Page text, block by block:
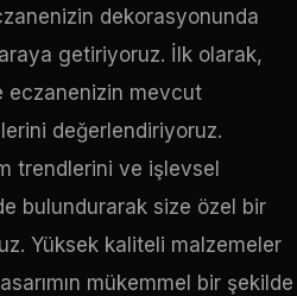
dekorasyonunda
getiriyoruz. İlk olarak,
eczanenizin mevcut
değerlendiriyoruz.
trendlerini ve işlevsel
bulundurarak size özel bir
Yüksek kaliteli malzemeler
mükemmel bir şekilde